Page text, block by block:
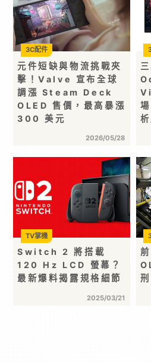
元件短缺與物流挑戰夾
擊！Valve 宣布全球
調漲 Steam Deck
OLED 售價，最高暴漲
300 美元
2026/05/28
3C配件
Switch 2 將搭載
120 Hz LCD 螢幕？
最新爆料揭露規格細節
2025/03/21
TV掌機